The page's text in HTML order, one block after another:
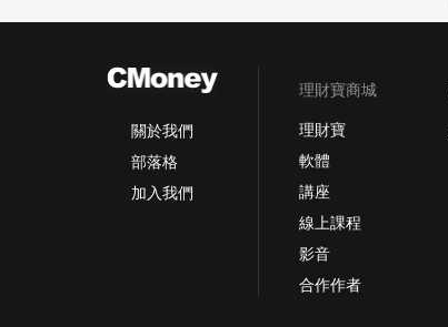
關於我們
部落格
加入我們
理財寶商城
理財寶
軟體
講座
線上課程
影音
合作作者